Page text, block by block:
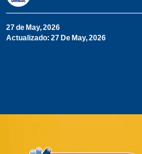
27 de May, 2026
Actualizado: 27 De May, 2026